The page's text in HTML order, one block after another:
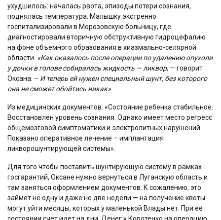
ухудшилось: началась рвота, эпизоды потери сознания,
поднялась температура. Малышку экстренно
госпитализировали в Морозовскую больницу, где
диагностировали вторичную обструктивную гидроцефалию
на фоне объемного образования в хиазмально-селярной
области. «Как оказалось после операции по удалению опухоли
у дочки в голове собиралась жидкость — ликвор, — говорит
Оксана. – И теперь ей нужен специальный шунт, без которого
она не сможет обойтись никак».
Из медицинских документов: «Состояние ребенка стабильное.
Восстановлен уровень сознания. Однако имеет место регресс
общемозговой симптоматики и электролитных нарушений.
Показано оперативное лечение – имплантация
ликворошунтирующей системы».
Для того чтобы поставить шунтирующую систему в рамках
госгарантий, Оксане нужно вернуться в Луганскую область и
там заняться оформлением документов. К сожалению, это
займет не одну и даже не две недели — на получение квоты
могут уйти месяцы, которых у маленькой Влады нет. При ее
состоянии счет идет на дни. Денег у Коротенко на операцию